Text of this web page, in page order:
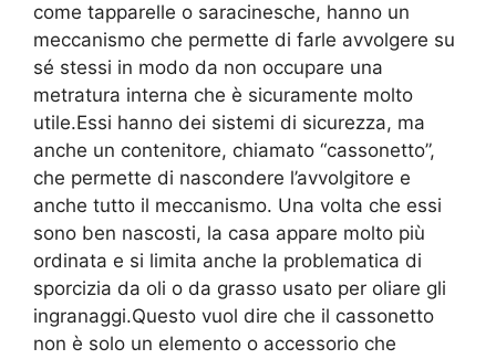
come tapparelle o saracinesche, hanno un
meccanismo che permette di farle avvolgere su
sé stessi in modo da non occupare una
metratura interna che è sicuramente molto
utile.Essi hanno dei sistemi di sicurezza, ma
anche un contenitore, chiamato “cassonetto”,
che permette di nascondere l’avvolgitore e
anche tutto il meccanismo. Una volta che essi
sono ben nascosti, la casa appare molto più
ordinata e si limita anche la problematica di
sporcizia da oli o da grasso usato per oliare gli
ingranaggi.Questo vuol dire che il cassonetto
non è solo un elemento o accessorio che